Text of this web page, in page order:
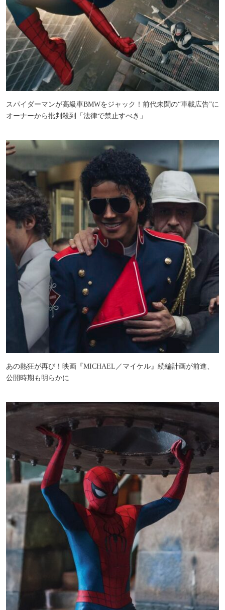
スパイダーマンが高級車BMWをジャック！前代未聞の“車載広告”に
オーナーから批判殺到「法律で禁止すべき」
あの熱狂が再び！映画『MICHAEL／マイケル』続編計画が前進、
公開時期も明らかに